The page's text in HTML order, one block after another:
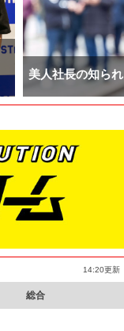
美人社長の知ら
14:20更新
総合